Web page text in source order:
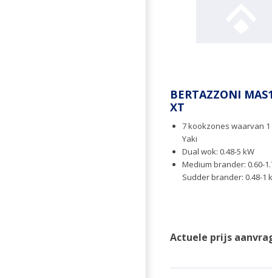
BERTAZZONI
XT
7 kookzones waarvan
Yaki
Dual wok: 0.48-5 kW
Medium brander: 0.60-
Sudder brander: 0.48-1
Actuele prijs